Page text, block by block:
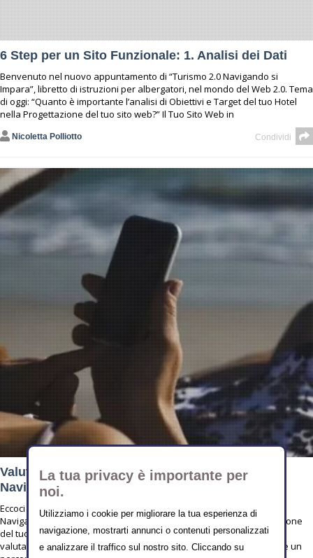
6 Step per un Sito Funzionale: 1. Analisi dei Dati
Benvenuto nel nuovo appuntamento di “Turismo 2.0 Navigando si
Impara”, libretto di istruzioni per albergatori, nel mondo del Web 2.0. Tema
di oggi: “Quanto è importante l’analisi di Obiettivi e Target del tuo Hotel
nella Progettazione del tuo sito web?” Il Tuo Sito Web in
Nicoletta Polliotto Condividi
Valutiamo Insieme il Tuo Sito Web: Turismo 2.0.
Navigando si Impara
Eccoci arrivati al secondo appuntamento della Rubrica Turismo 2.0
Navigando si Impara. Oggi ti proponiamo una traccia di Autovalutazione
del tuo Sito Web. Questo schema di analisi non sarà “Il Metodo di
valutazione per antonomasia”: abbiamo scelto di condividere con te un
La tua privacy è importante per
noi.
Utilizziamo i cookie per migliorare la tua esperienza di
navigazione, mostrarti annunci o contenuti personalizzati
e analizzare il traffico sul nostro sito. Cliccando su